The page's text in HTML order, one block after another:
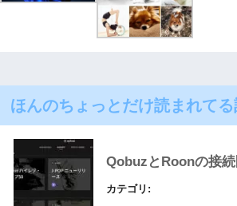
ほんのちょっとだけ読まれて
QobuzとRoonの接
カテゴリ: